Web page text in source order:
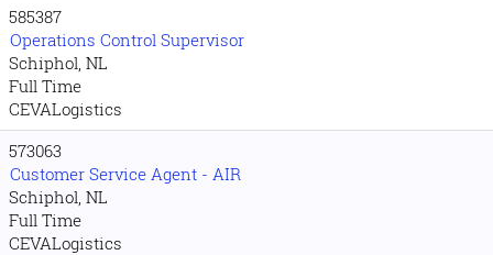
585387
Operations Control Supervisor
Schiphol, NL
Full Time
CEVALogistics
573063
Customer Service Agent - AIR
Schiphol, NL
Full Time
CEVALogistics